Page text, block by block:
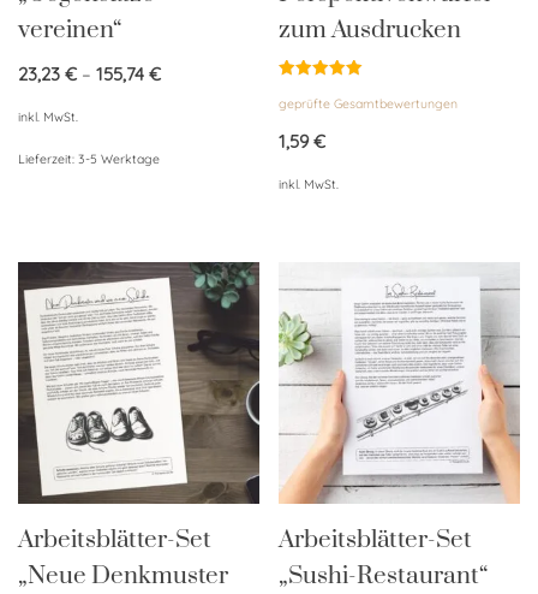
vereinen“
23,23 € – 155,74 €
inkl. MwSt.
Lieferzeit: 3-5 Werktage
zum Ausdrucken
mit
von 5
geprüfte Gesamtbewertungen
1,59€
inkl. MwSt.
Arbeitsblätter-Set
„Neue Denkmuster
Arbeitsblätter-Set
„Sushi-Restaurant“